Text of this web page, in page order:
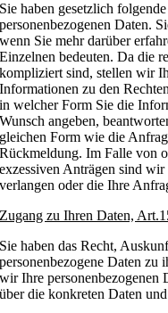
Sie haben gesetzlich
personenbezogenen Daten.
wenn Sie mehr darüber
Einzelnen bedeuten. Da die
kompliziert sind, stellen wir
Informationen zu den
in welcher Form Sie die
Wunsch angeben,
gleichen Form wie die
Rückmeldung. Im Falle von
exzessiven Anträgen sind wir
verlangen oder die Ihre
Zugang zu Ihren Daten,
Sie haben das Recht,
personenbezogene Daten zu
wir Ihre personenbezogenen
über die konkreten Daten